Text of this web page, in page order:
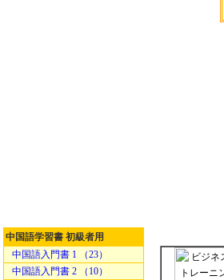
中国語学習書 初級者用
中国語入門書 1 （23）
中国語入門書 2 （10）